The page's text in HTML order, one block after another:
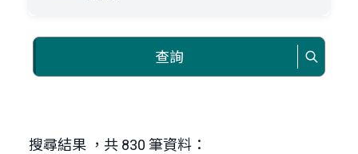
查詢
搜尋結果 ，共 830 筆資料：